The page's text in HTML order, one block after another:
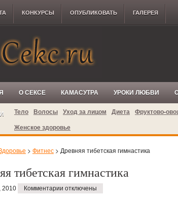
КОНКУРCЫ ОПУБЛИКОВАТЬ ГАЛЕРЕЯ
О СЕКСЕ КАМАСУТРА УРОКИ ЛЮБВИ
Тело Волосы Уход за лицом Диета Фруктово-
Женское здоровье
> Фитнес > Древняя тибетская гимнастика
тибетская гимнастика
2010 Комментарии отключены